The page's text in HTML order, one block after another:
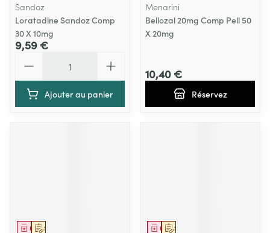
Sandoz
Loratadine Sandoz Comp
30 X 10mg
9,59 €
Ajouter au panier
Menarini
Bellozal 20mg Comp Pell 50
X 20mg
10,40 €
Réservez
Sur prescription
Médicament Sur prescription
Médicament